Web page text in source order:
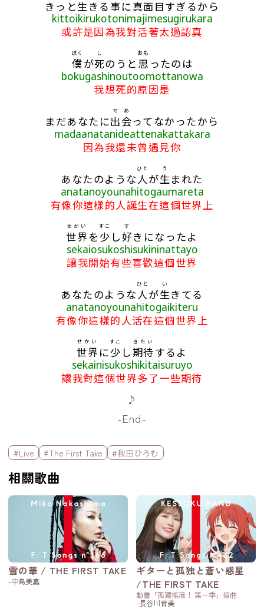
きっと生 きる事に真面目すぎるから
kittoikirukotonimajimesugirukara
或許是因為我對活著太過認真
僕
ぼく
が死
し
のうと 思
おも
ったのは
bokugashinoutoomottanowa
我想死的原因是
まだあなたに出
で
会
あ
ってなかったから
madaanatanideattenakattakara
因為我還未曾遇見你
あなたのような人
ひと
が生
う
まれた
anatanoyounahitogaumareta
有像你這樣的人誕生在這個世界上
世界
せかい
を 少
すこ
し好
す
きになったよ
sekaiosukoshisukininattayo
讓我開始有些喜歡這個世界
あなたのような 人
ひと
が生
い
きてる
anatanoyounahitogaikiteru
有像你這樣的人活在這個世界上
世界
せかい
に少
すこ
し期待
きたい
するよ
sekainisukoshikitaisuruyo
讓我對這個世界多了一些期待
♪
-End-
標籤欄
#Live #The First Take #秋田ひろむ
相關歌曲
雪の華 / THE FIRST TAKE
-中島美嘉
ギターと孤独と蒼い惑星
/THE FIRST TAKE
動畫「孤獨搖滾！ 第一季」插曲
-長谷川育美